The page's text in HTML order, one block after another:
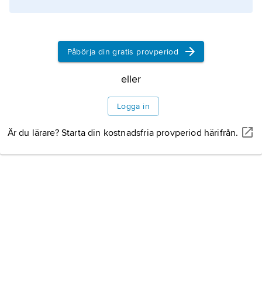
Information om artikeln
Påbörja din gratis provperiod
eller
Logga in
Är du lärare? Starta din kostnadsfria provperiod härifrån.